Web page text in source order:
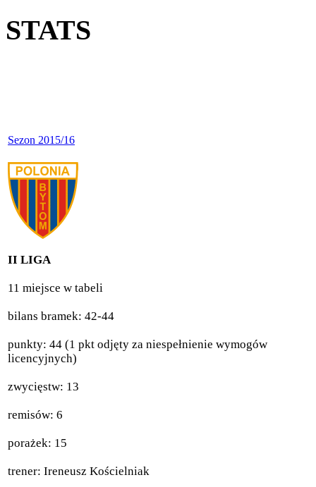
STATS
Sezon 2015/16
II LIGA
11 miejsce w tabeli
bilans bramek: 42-44
punkty: 44 (1 pkt odjęty za niespełnienie wymogów
licencyjnych)
zwycięstw: 13
remisów: 6
porażek: 15
trener: Ireneusz Kościelniak